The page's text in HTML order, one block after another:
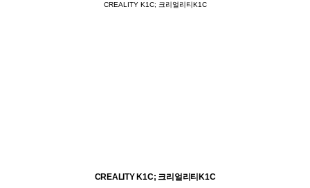
CREALITY K1C; 크리얼리티K1C
CREALITY K1C; 크리얼리티K1C